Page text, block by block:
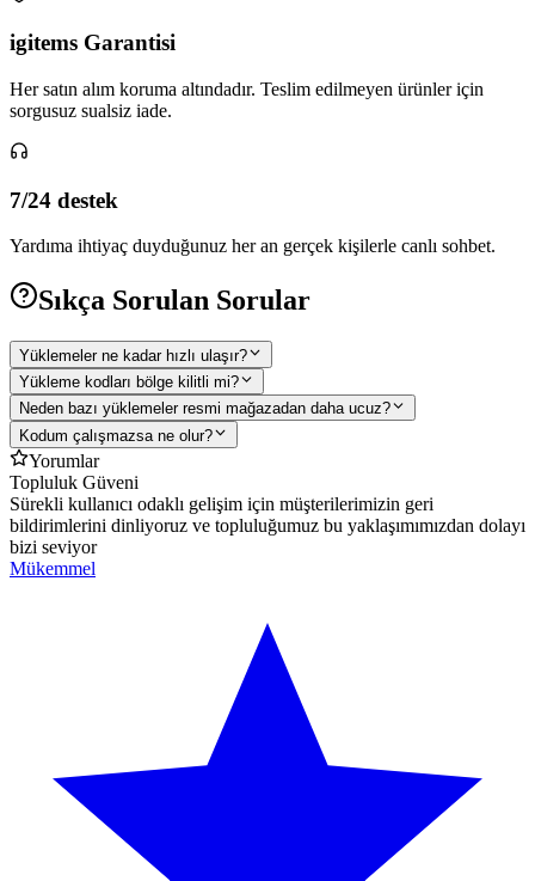
igitems Garantisi
Her satın alım koruma altındadır. Teslim edilmeyen ürünler için
sorgusuz sualsiz iade.
7/24 destek
Yardıma ihtiyaç duyduğunuz her an gerçek kişilerle canlı sohbet.
Sıkça Sorulan Sorular
Yüklemeler ne kadar hızlı ulaşır?
Yükleme kodları bölge kilitli mi?
Neden bazı yüklemeler resmi mağazadan daha ucuz?
Kodum çalışmazsa ne olur?
Yorumlar
Topluluk Güveni
Sürekli kullanıcı odaklı gelişim için müşterilerimizin geri
bildirimlerini dinliyoruz ve topluluğumuz bu yaklaşımımızdan dolayı
bizi seviyor
Mükemmel